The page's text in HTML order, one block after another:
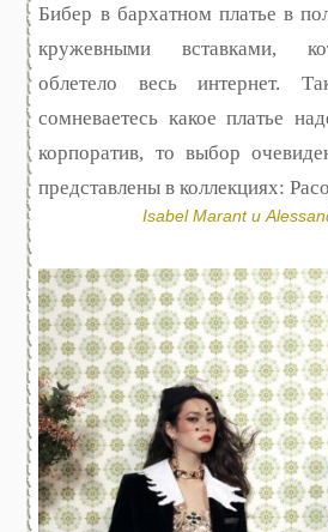
Бибер в бархатном платье в
кружевными вставками,
облетело весь интернет.
сомневаетесь какое платье
корпоратив, то выбор
представлены в коллекциях:
Isabel Marant и